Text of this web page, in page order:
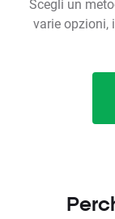
Scegli un
varie opzioni,